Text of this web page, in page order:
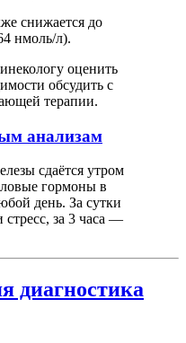
снижается до
нмоль/л).
оценить
обсудить с
терапии.
анализам
сдаётся утром
гормоны в
день. За сутки
стресс, за 3 часа —
диагностика